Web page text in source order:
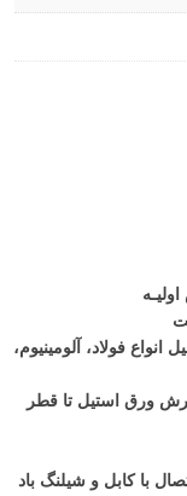
فولاد، آلومینیوم،
و 35 میلیمتر و برش ورق استیل تا قطر
با کابل و شیلنگ باد